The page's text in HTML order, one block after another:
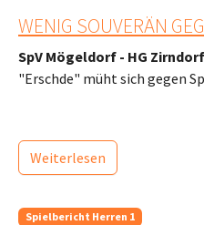
WENIG SOUVERÄN
SpV Mögeldorf - HG
"Erschde" müht sich gegen
Weiterlesen
Spielbericht Herren 1